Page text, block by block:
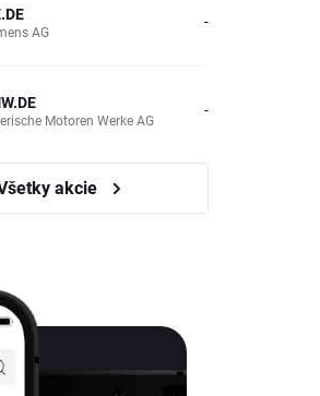
AG -
Motoren Werke AG -
akcie